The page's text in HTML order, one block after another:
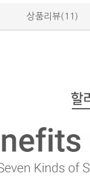
상품리뷰(11)